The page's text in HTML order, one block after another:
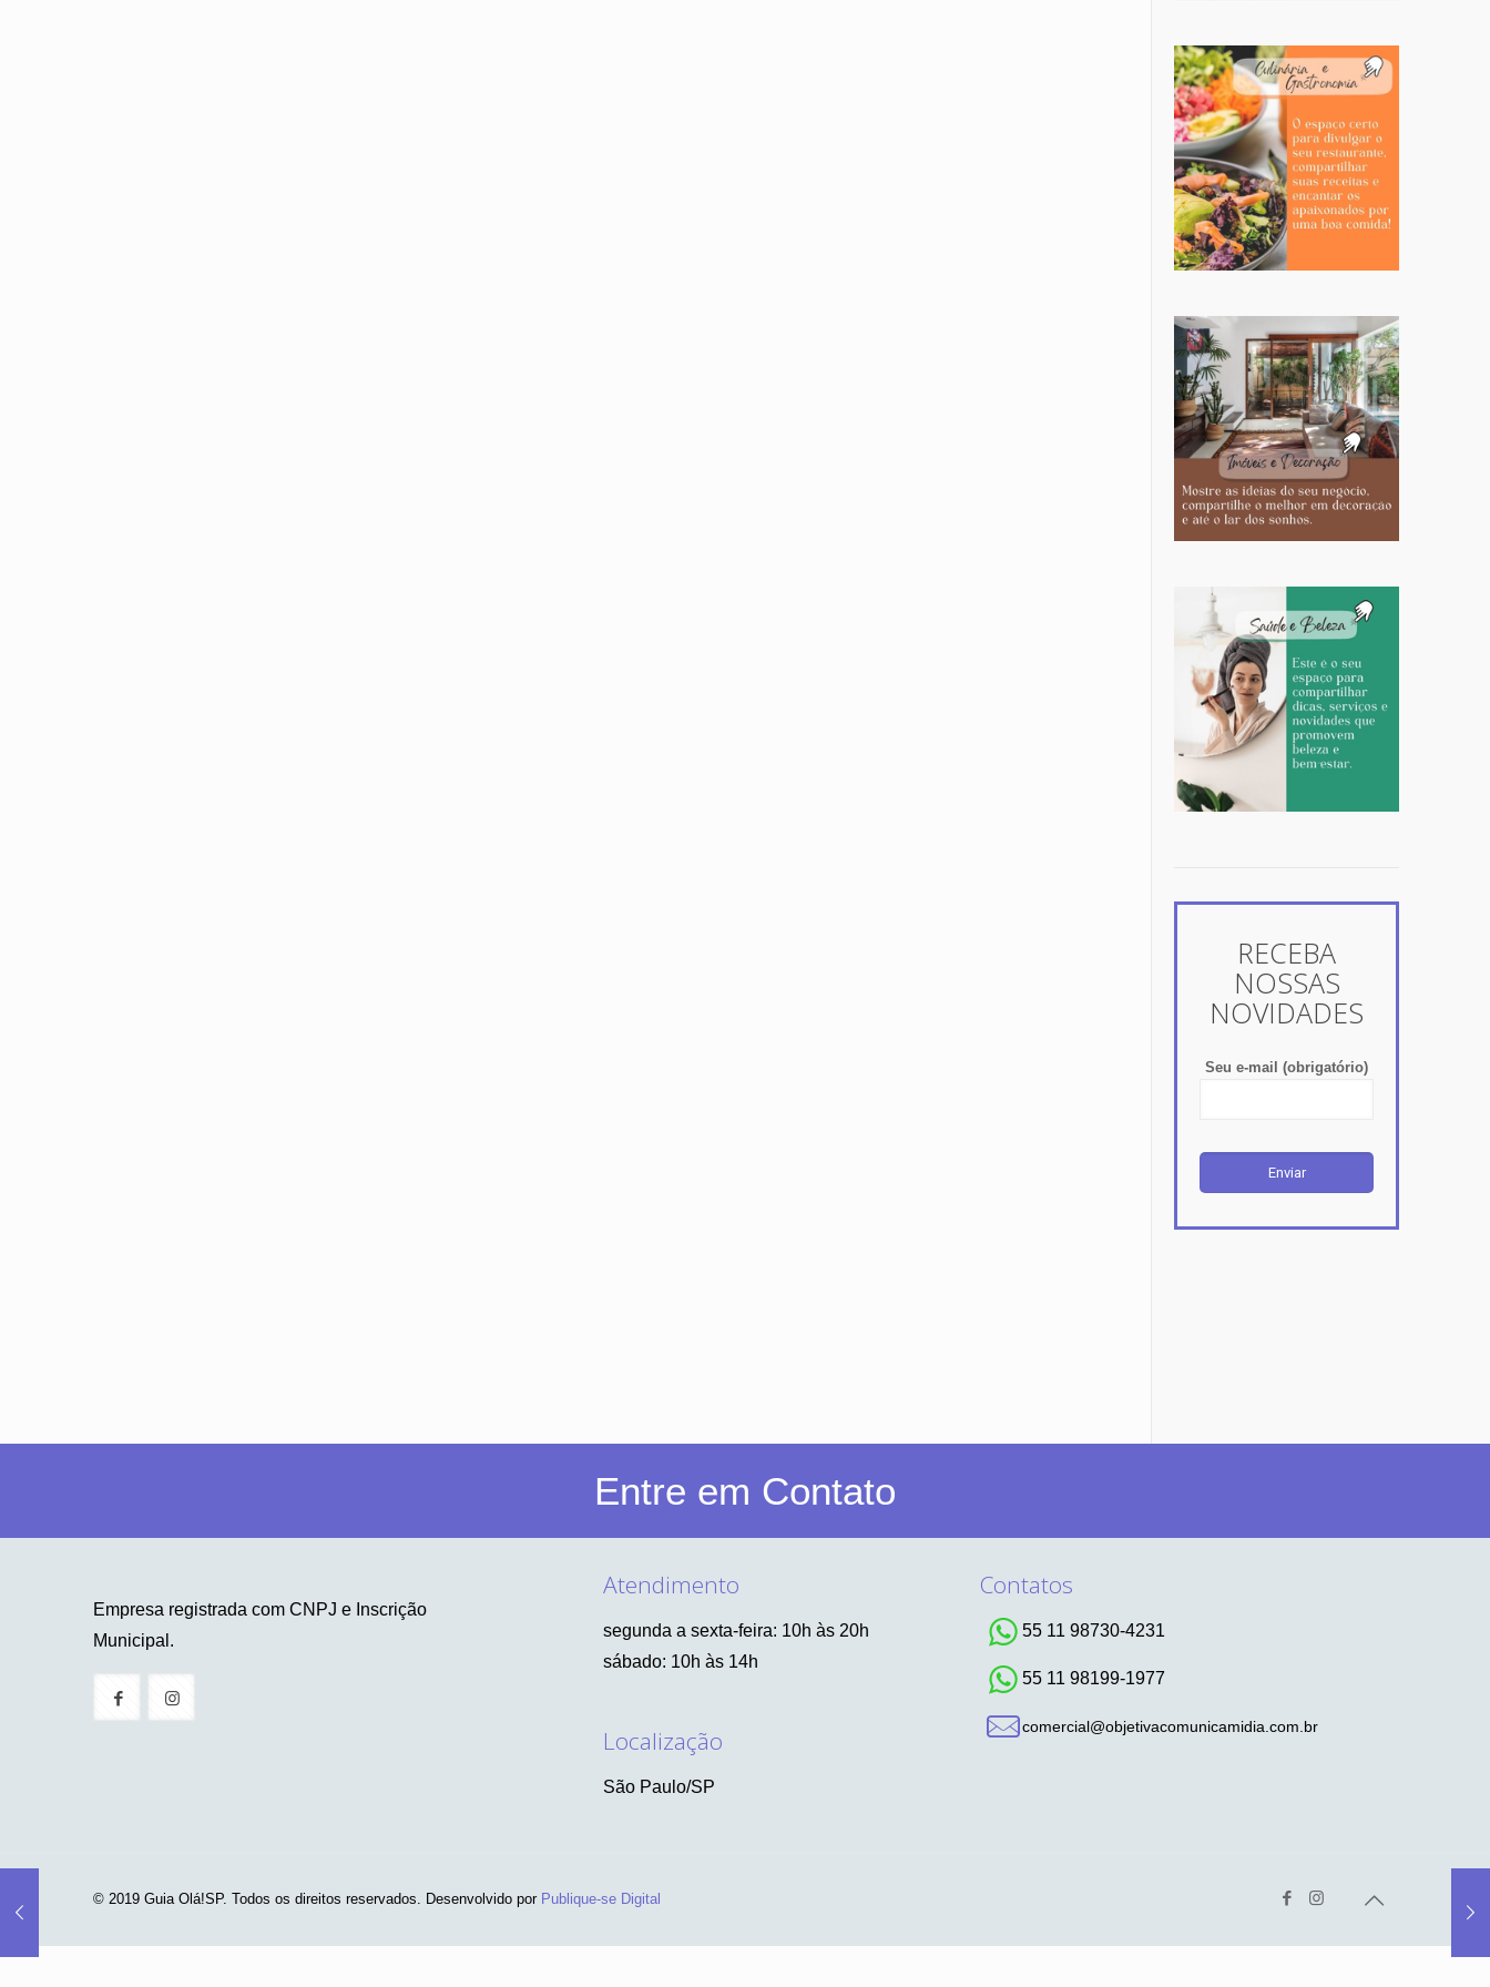
RECEBA
NOSSAS
NOVIDADES
Seu e-mail (obrigatório)
Entre em Contato
Empresa registrada com CNPJ e Inscrição
Municipal.
Atendimento
segunda a sexta-feira: 10h às 20h
sábado: 10h às 14h
Localização
São Paulo/SP
Contatos
55 11 98730-4231
55 11 98199-1977
comercial@objetivacomunicamidia.com.br
© 2019 Guia Olá!SP. Todos os direitos reservados. Desenvolvido por Publique-se Digital